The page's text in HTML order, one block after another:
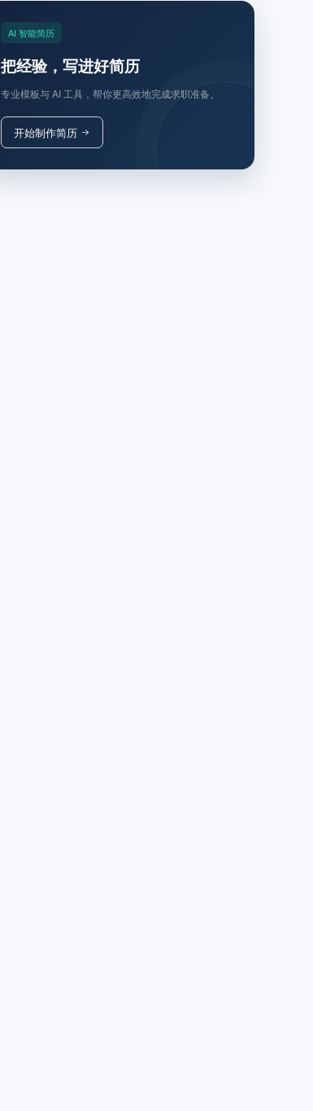
AI 智能简历
把经验，写进好简历
专业模板与 AI 工具，帮你更高效地完成求职准备。
开始制作简历